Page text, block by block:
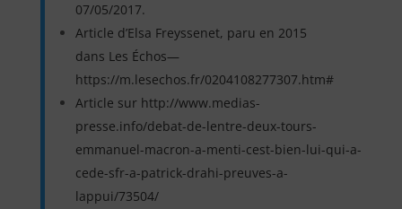
07/05/2017.
Article d’Elsa Freyssenet, paru en 2015
dans Les Échos—
https://m.lesechos.fr/0204108277307.htm#
Article sur http://www.medias-
presse.info/debat-de-lentre-deux-tours-
emmanuel-macron-a-menti-cest-bien-lui-qui-a-
cede-sfr-a-patrick-drahi-preuves-a-
lappui/73504/